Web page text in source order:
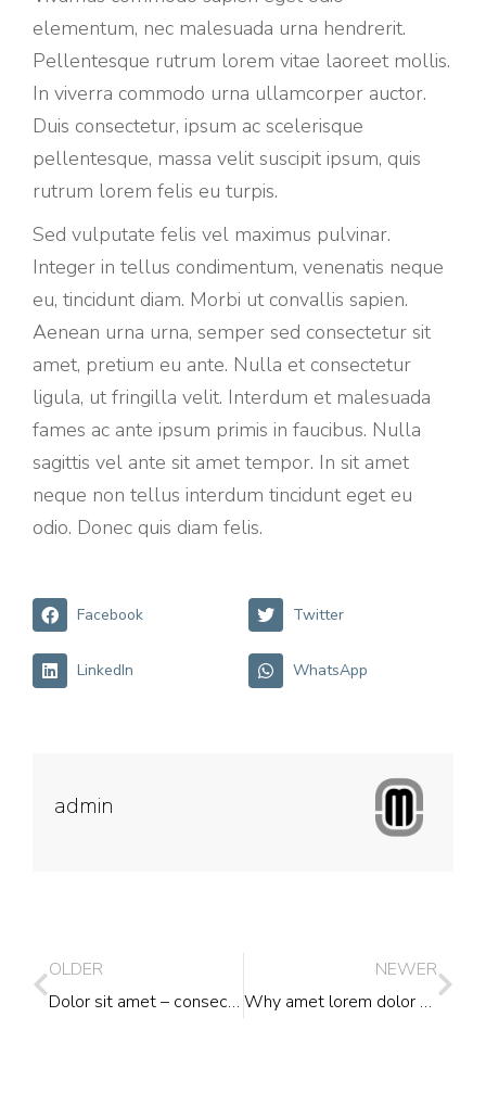
elementum, nec malesuada urna hendrerit.
Pellentesque rutrum lorem vitae laoreet mollis.
In viverra commodo urna ullamcorper auctor.
Duis consectetur, ipsum ac scelerisque
pellentesque, massa velit suscipit ipsum, quis
rutrum lorem felis eu turpis.
Sed vulputate felis vel maximus pulvinar.
Integer in tellus condimentum, venenatis neque
eu, tincidunt diam. Morbi ut convallis sapien.
Aenean urna urna, semper sed consectetur sit
amet, pretium eu ante. Nulla et consectetur
ligula, ut fringilla velit. Interdum et malesuada
fames ac ante ipsum primis in faucibus. Nulla
sagittis vel ante sit amet tempor. In sit amet
neque non tellus interdum tincidunt eget eu
odio. Donec quis diam felis.
Facebook Twitter
LinkedIn WhatsApp
admin
OLDER
Dolor sit amet – consectetur adipiscing
NEWER
Why amet lorem dolor glavrida agestas